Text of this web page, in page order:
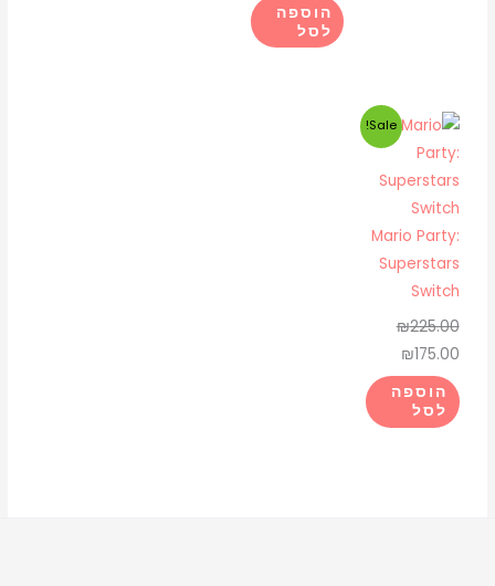
הוספה
לסל
Mario Party:
Superstars
Switch
Sale!
₪225.00
המחיר
המקורי
היה:
₪225.00.
₪175.00
המחיר
הנוכחי
הוא:
הוספה
לסל